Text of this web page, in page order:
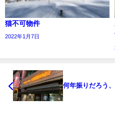
猫不可物件
2022年1月7日
何年振りだろう